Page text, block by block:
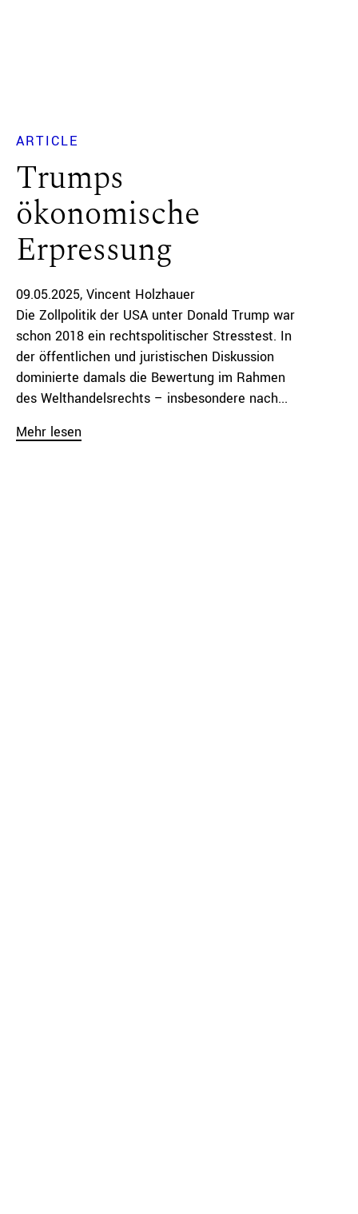
ARTICLE
Trumps
ökonomische
Erpressung
09.05.2025 Vincent Holzhauer
Die Zollpolitik der USA unter Donald Trump war
schon 2018 ein rechtspolitischer Stresstest. In
der öffentlichen und juristischen Diskussion
dominierte damals die Bewertung im Rahmen
des Welthandelsrechts – insbesondere nach...
Mehr lesen